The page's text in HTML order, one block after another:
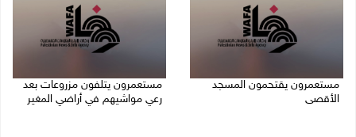
مستعمرون يقتحمون المسجد
الأقصى
مستعمرون يتلفون مزروعات بعد
رعي مواشيهم في أراضي المغير